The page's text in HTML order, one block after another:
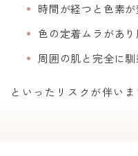
時間が経つと色素
色の定着ムラがあ
周囲の肌と完全に
といったリスクが伴いま